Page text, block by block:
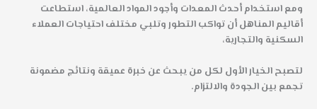
ومع استخدام أحدث المعدات وأجود المواد العالمية، استطاعت
أقاليم المناهل أن تواكب التطور وتلبي مختلف احتياجات العملاء
السكنية والتجارية،
لتصبح الخيار الأول لكل من يبحث عن خبرة عميقة ونتائج مضمونة
تجمع بين الجودة والالتزام.